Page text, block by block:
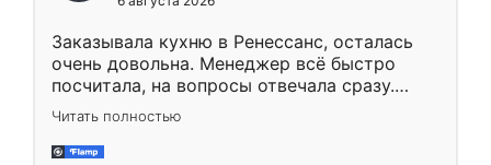
мебели буду заказывать только здесь.
Заказывала кухню в Ренессанс, осталась
очень довольна. Менеджер всё быстро
посчитала, на вопросы отвечала сразу.
Замерщик приехал в субботу, подошёл к
делу со всей ответственностью. Собрали
за день, ребята работали аккуратно, даже
Читать полностью